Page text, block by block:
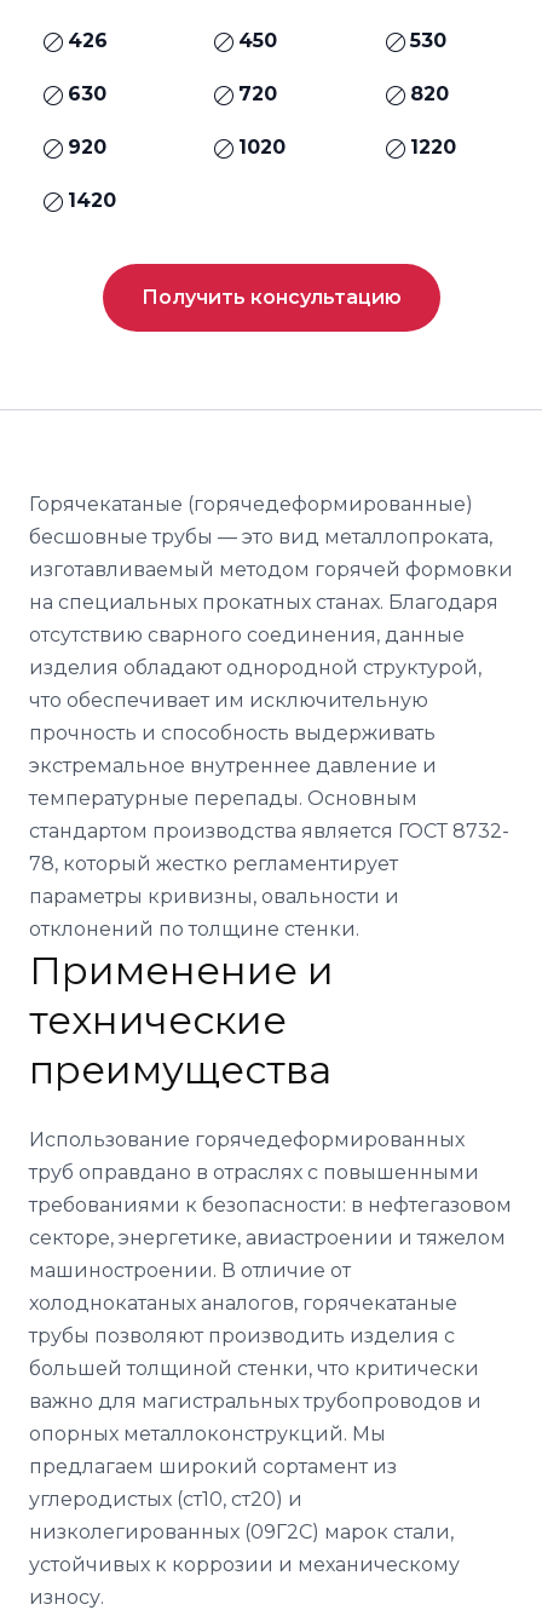
426 450 530
630 720 820
920 1020 1220
1420
Получить консультацию
Горячекатаные (горячедеформированные)
бесшовные трубы — это вид металлопроката,
изготавливаемый методом горячей формовки
на специальных прокатных станах. Благодаря
отсутствию сварного соединения, данные
изделия обладают однородной структурой,
что обеспечивает им исключительную
прочность и способность выдерживать
экстремальное внутреннее давление и
температурные перепады. Основным
стандартом производства является ГОСТ 8732-
78, который жестко регламентирует
параметры кривизны, овальности и
отклонений по толщине стенки.
Применение и
технические
преимущества
Использование горячедеформированных
труб оправдано в отраслях с повышенными
требованиями к безопасности: в нефтегазовом
секторе, энергетике, авиастроении и тяжелом
машиностроении. В отличие от
холоднокатаных аналогов, горячекатаные
трубы позволяют производить изделия с
большей толщиной стенки, что критически
важно для магистральных трубопроводов и
опорных металлоконструкций. Мы
предлагаем широкий сортамент из
углеродистых (ст10, ст20) и
низколегированных (09Г2С) марок стали,
устойчивых к коррозии и механическому
износу.